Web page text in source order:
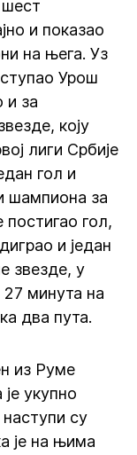
шест
и показао
на њега. Уз
Урош
и за
коју
лиги Србије
гол и
шампиона за
гол,
и један
звезде, у
27 минута на
два пута.
из Руме
укупно
су
је на њима